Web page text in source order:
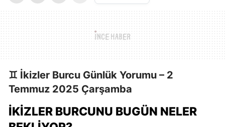
♊ İkizler Burcu Günlük Yorumu – 2
Temmuz 2025 Çarşamba
İKIZLER BURCUNU BUGÜN NELER